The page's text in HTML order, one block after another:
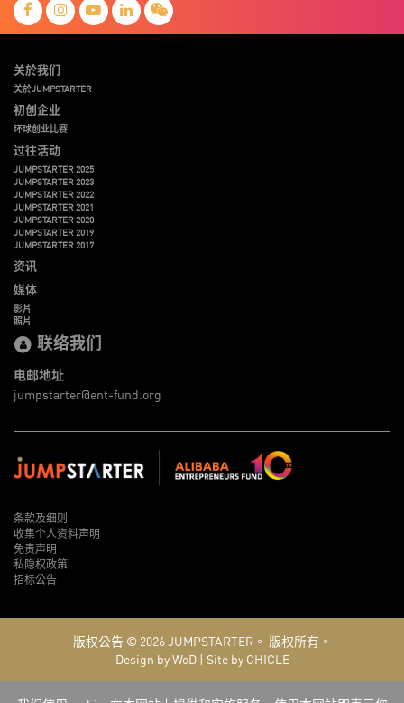
关於我们
关於JUMPSTARTER
初创企业
环球创业比赛
过往活动
JUMPSTARTER 2025
JUMPSTARTER 2023
JUMPSTARTER 2022
JUMPSTARTER 2021
JUMPSTARTER 2020
JUMPSTARTER 2019
JUMPSTARTER 2017
资讯
媒体
影片
照片
联络我们
电邮地址
jumpstarter@ent-fund.org
条款及细则
收集个人资料声明
免责声明
私隐权政策
招标公告
版权公告 © 2026JUMPSTARTER。 版权所有。
Design by WoD| Site by CHICLE